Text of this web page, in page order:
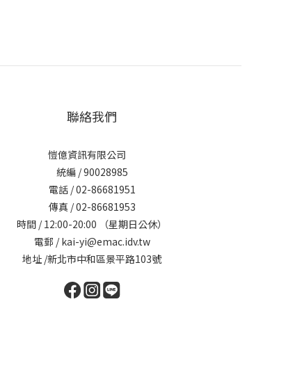
聯絡我們
愷億資訊有限公司
統編 / 90028985
電話 / 02-86681951
傳真 / 02-86681953
時間 / 12:00-20:00 （星期日公休）
電郵 / kai-yi@emac.idv.tw
地址 /新北市中和區景平路103號